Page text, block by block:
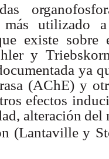
or
más utilizado
a
existe sobre
y T
ya
(AChE) y
efectos
alteración del
(Lantaville y